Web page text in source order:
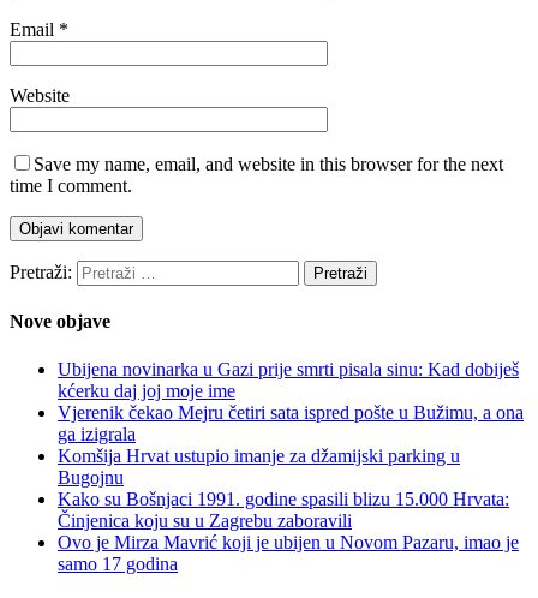
Email *
Website
Save my name, email, and website in this browser for the next
time I comment.
Pretraži:
Nove objave
Ubijena novinarka u Gazi prije smrti pisala sinu: Kad dobiješ
kćerku daj joj moje ime
Vjerenik čekao Mejru četiri sata ispred pošte u Bužimu, a ona
ga izigrala
Komšija Hrvat ustupio imanje za džamijski parking u
Bugojnu
Kako su Bošnjaci 1991. godine spasili blizu 15.000 Hrvata:
Činjenica koju su u Zagrebu zaboravili
Ovo je Mirza Mavrić koji je ubijen u Novom Pazaru, imao je
samo 17 godina